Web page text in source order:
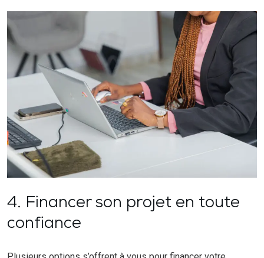
4. Financer son projet en toute
confiance